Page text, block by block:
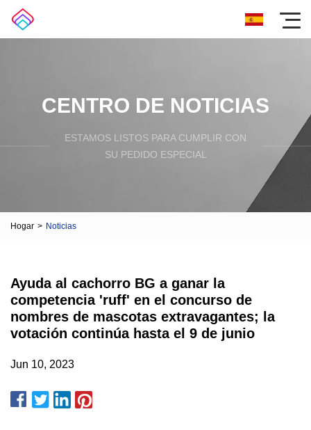
CENTRO DE NOTICIAS
ESTAMOS LISTOS PARA CUMPLIR CON
SU PEDIDO ESPECIAL
Hogar > Noticias
Ayuda al cachorro BG a ganar la
competencia 'ruff' en el concurso de
nombres de mascotas extravagantes; la
votación continúa hasta el 9 de junio
Jun 10, 2023